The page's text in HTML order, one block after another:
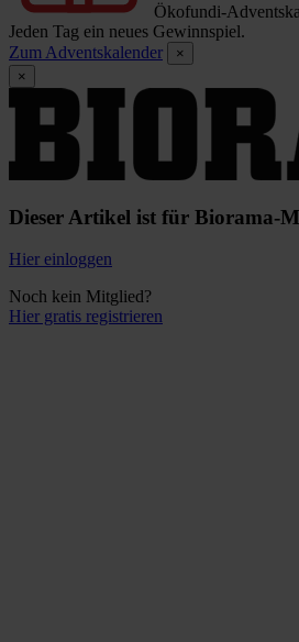
Ökofundi-
Jeden Tag ein neues Gewinnspiel.
Zum Adventskalender
×
×
Dieser Artikel ist für Biorama-
Hier einloggen
Noch kein Mitglied?
Hier gratis registrieren